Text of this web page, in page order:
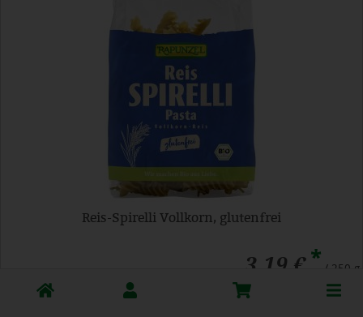
Reis-Spirelli Vollkorn, glutenfrei
3,19 €* / 250 g
1 * 250 g (12,76 € / Kilogramm)
Toggle